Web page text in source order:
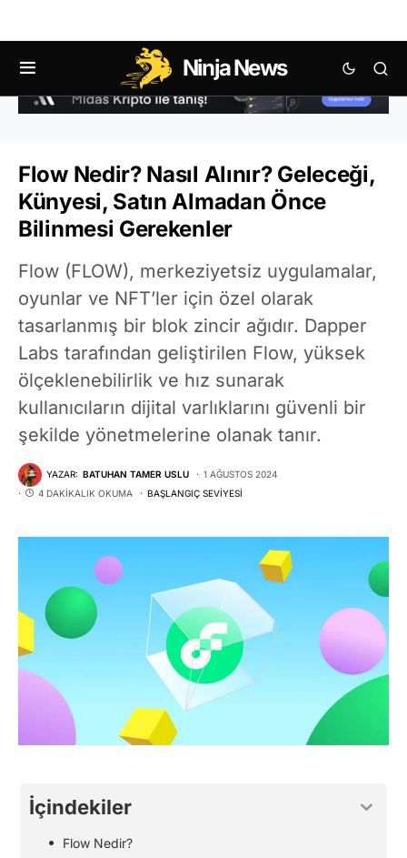
Ninja News
Flow Nedir? Nasıl Alınır? Geleceği,
Künyesi, Satın Almadan Önce
Bilinmesi Gerekenler
Flow (FLOW), merkeziyetsiz uygulamalar,
oyunlar ve NFT’ler için özel olarak
tasarlanmış bir blok zincir ağıdır. Dapper
Labs tarafından geliştirilen Flow, yüksek
ölçeklenebilirlik ve hız sunarak
kullanıcıların dijital varlıklarını güvenli bir
şekilde yönetmelerine olanak tanır.
YAZAR: BATUHAN TAMER USLU
1 AĞUSTOS 2024
4 DAKIKALIK OKUMA
BAŞLANGIÇ SEVIYESI
İçindekiler
Flow Nedir?